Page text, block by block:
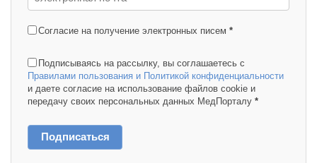
Согласие на получение электронных писем *
Подписываясь на рассылку, вы соглашаетесь с
Правилами пользования и Политикой конфиденциальности
и даете согласие на использование файлов cookie и
передачу своих персональных данных МедПорталу *
Подписаться